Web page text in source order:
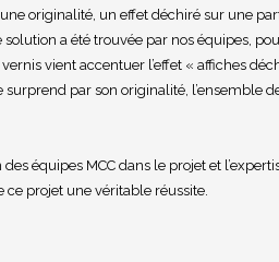
originalité, un effet déchiré sur une
a été trouvée par nos équipes,
vient accentuer l’effet « affiches
par son originalité, l’ensemble
équipes MCC dans le projet et
ce projet une véritable réussite.